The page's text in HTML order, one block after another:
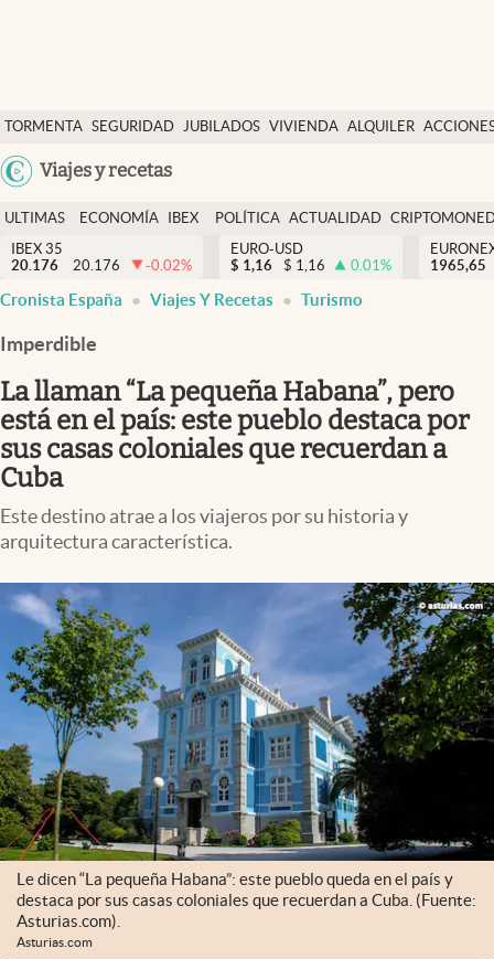
TORMENTA SEGURIDAD JUBILADOS VIVIENDA ALQUILER
USA
Viajes y recetas
Economía y finanzas
Política
Actualidad
Criptomonedas
España
ULTIMAS
NOTICIAS
ECONOMÍA
FINANZAS
IBEX
EURO
POLÍTICA ACTUALIDAD
IBEX 35
20.176
20.176 -0.02%
EURO-USD
$ 1,16 $ 1,16 0.01%
1965,65
Cronista España Viajes Y Recetas Turismo
Imperdible
La llaman “La pequeña Habana”, pero
está en el país: este pueblo destaca por
sus casas coloniales que recuerdan a
Cuba
Este destino atrae a los viajeros por su historia y
arquitectura característica.
Le dicen “La pequeña Habana”: este pueblo queda en el país y
destaca por sus casas coloniales que recuerdan a Cuba. (Fuente:
Asturias.com).
Asturias.com